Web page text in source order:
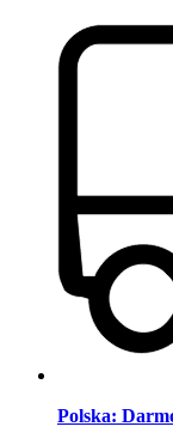
Polska: